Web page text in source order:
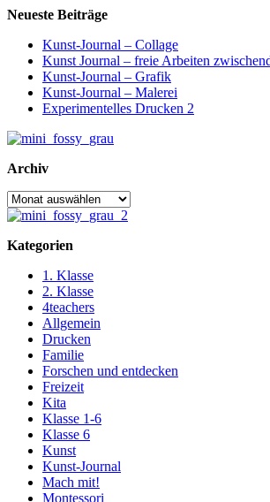
Neueste Beiträge
Kunst-Journal – Collage
Kunst Journal – freie Arbeiten
Kunst-Journal – Grafik
Kunst-Journal – Malerei
Experimentelles Drucken 2
Archiv
Archiv
Kategorien
1. Klasse
2. Klasse
4teachers
Allgemein
Drucken
Familie
Forschen und entdecken
Freizeit
Kita
Klasse 1-6
Klasse 6
Kunst
Kunst-Journal
Mach mit!
Montessori